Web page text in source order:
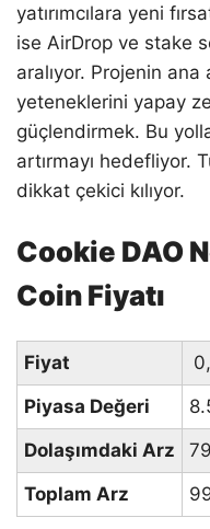
yatırımcılara yeni
ise AirDrop ve stake
aralıyor. Projenin ana
yeteneklerini yapay
güçlendirmek. Bu
artırmayı hedefliyor.
dikkat çekici kılıyor.
Cookie DAO
Coin Fiyatı
Fiyat
Piyasa Değeri
Dolaşımdaki Arz
Toplam Arz